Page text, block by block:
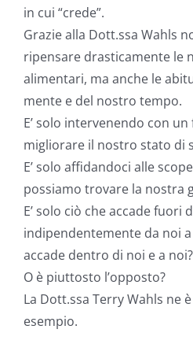
in cui “crede”.
Grazie alla Dott.ssa Wahls
ripensare drasticamente le
alimentari, ma anche le
mente e del nostro tempo.
E’ solo intervenendo con
migliorare il nostro stato di
E’ solo affidandoci alle
possiamo trovare la nostra
E’ solo ciò che accade fuori
indipendentemente da noi
accade dentro di noi e a noi?
O è piuttosto l’opposto?
La Dott.ssa Terry Wahls ne
esempio.